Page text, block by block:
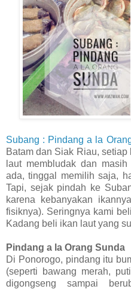
Subang : Pindang a la
Batam dan Siak Riau,
laut membludak dan
ada, tinggal memilih saja,
Tapi, sejak pindah ke
karena kebanyakan
fisiknya). Seringnya kami
Kadang beli ikan laut yang
Pindang a la Orang Sunda
Di Ponorogo, pindang itu
(seperti bawang merah,
digongseng sampai